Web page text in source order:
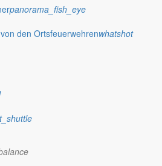
panorama_fish_eye
den Ortsfeuerwehrenwhatshot